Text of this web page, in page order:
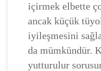
içirmek elbette
ancak küçük
iyileşmesini
da mümkündür.
yutturulur